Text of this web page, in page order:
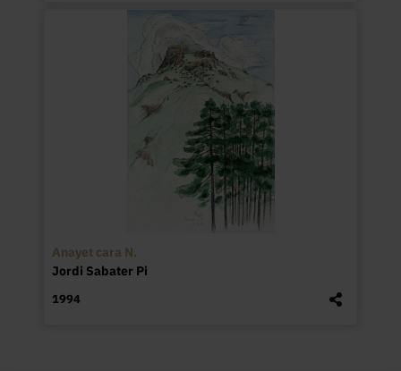
Anayet cara N.
Jordi Sabater Pi
1994